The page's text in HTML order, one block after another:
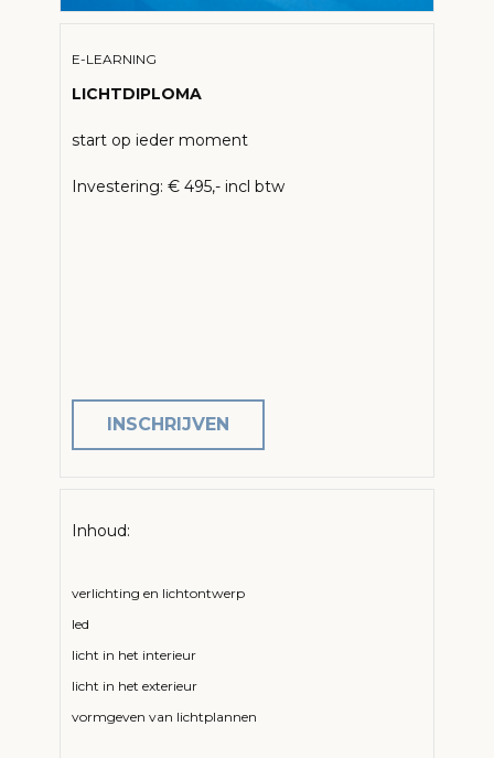
E-LEARNING
LICHTDIPLOMA
start op ieder moment
Investering: € 495,- incl btw
INSCHRIJVEN
Inhoud:
verlichting en lichtontwerp
led
licht in het interieur
licht in het exterieur
vormgeven van lichtplannen